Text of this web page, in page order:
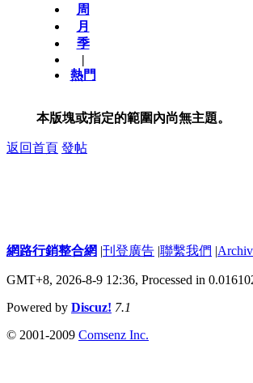
周
月
季
|
熱門
本版塊或指定的範圍內尚無主題。
返回首頁 發帖
網路行銷整合網 |刊登廣告 |聯繫我們 |
GMT+8, 2026-8-9 12:36, Processed in
Powered by Discuz! 7.1
© 2001-2009 Comsenz Inc.